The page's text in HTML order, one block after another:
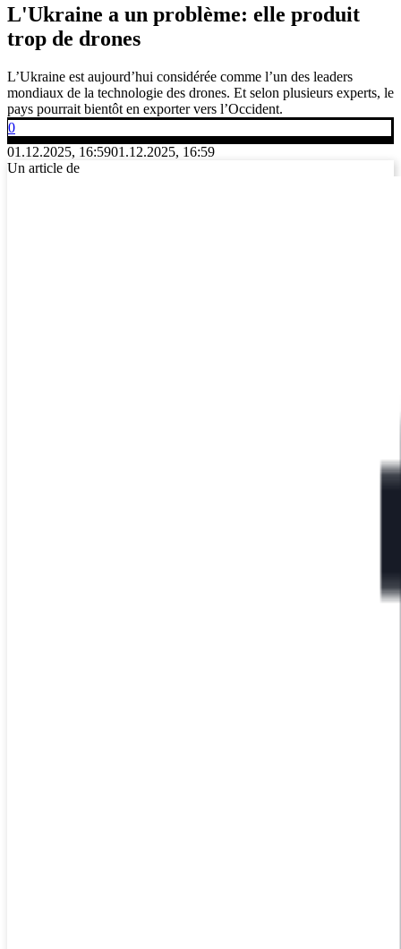
L'Ukraine a un problème: elle produit
trop de drones
L’Ukraine est aujourd’hui considérée comme l’un des leaders
mondiaux de la technologie des drones. Et selon plusieurs experts, le
pays pourrait bientôt en exporter vers l’Occident.
0
01.12.2025, 16:5901.12.2025, 16:59
Un article de